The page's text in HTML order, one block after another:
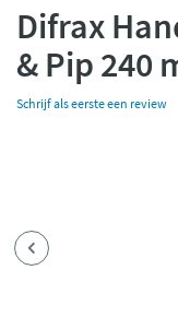
Difrax
& Pip 240
Schrijf als eerste een review